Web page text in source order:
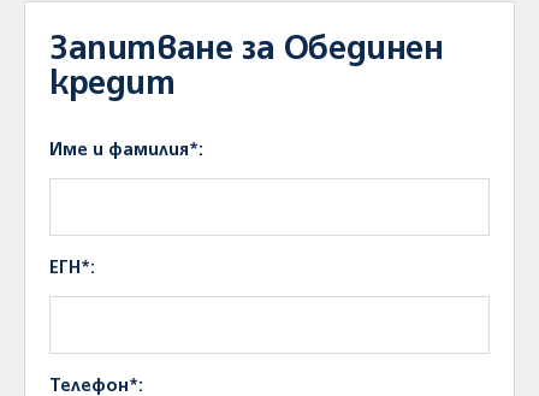
Запитване за Обединен
кредит
Име и фамилия*:
ЕГН*:
Телефон*: